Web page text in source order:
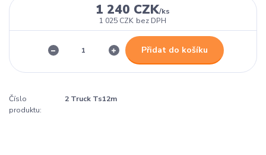
1 240 CZK/ks
1 025 CZK bez DPH
Přidat do košíku
Číslo
produktu:
2 Truck Ts12m